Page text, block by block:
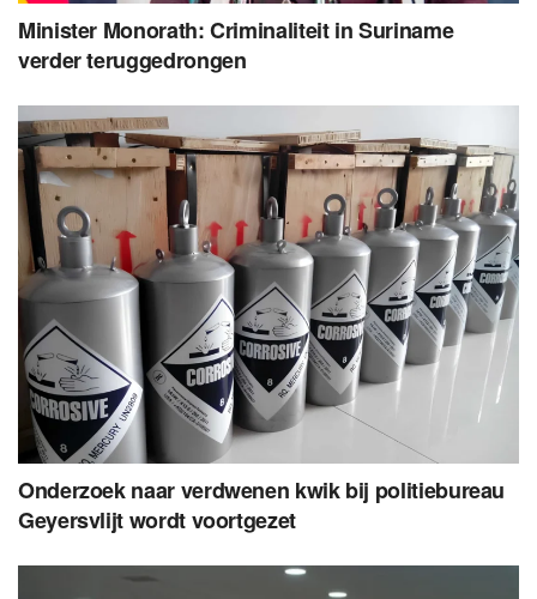
Minister Monorath: Criminaliteit in Suriname
verder teruggedrongen
Onderzoek naar verdwenen kwik bij politiebureau
Geyersvlijt wordt voortgezet